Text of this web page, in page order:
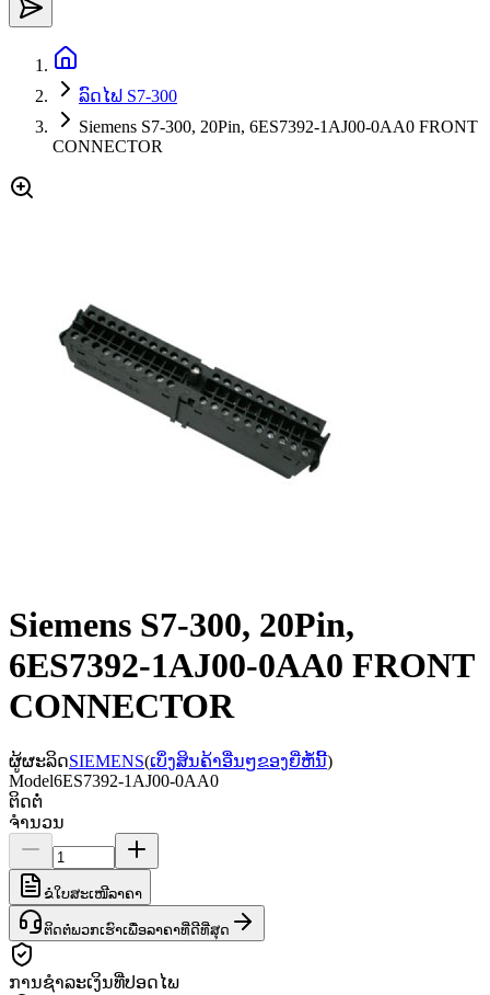
ລົດໄຟ S7-300
Siemens S7-300, 20Pin, 6ES7392-1AJ00-0AA0 FRONT
CONNECTOR
Siemens S7-300, 20Pin,
6ES7392-1AJ00-0AA0 FRONT
CONNECTOR
ຜູ້ຜະລິດSIEMENS(ເບິ່ງສິນຄ້າອື່ນໆຂອງຍີ່ຫໍ້ນີ້)
Model6ES7392-1AJ00-0AA0
ຕິດຕໍ່
ຈຳນວນ
ຂໍໃບສະເໜີລາຄາ
ຕິດຕໍ່ພວກເຮົາເພື່ອລາຄາທີ່ດີທີ່ສຸດ
ການຊຳລະເງິນທີ່ປອດໄພ